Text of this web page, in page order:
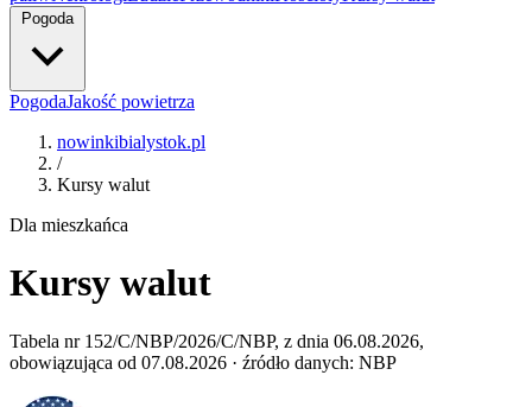
Pogoda
PogodaJakość powietrza
nowinkibialystok.pl
/
Kursy walut
Dla mieszkańca
Kursy walut
Tabela nr 152/C/NBP/2026/C/NBP, z dnia 06.08.2026,
obowiązująca od 07.08.2026 · źródło danych: NBP